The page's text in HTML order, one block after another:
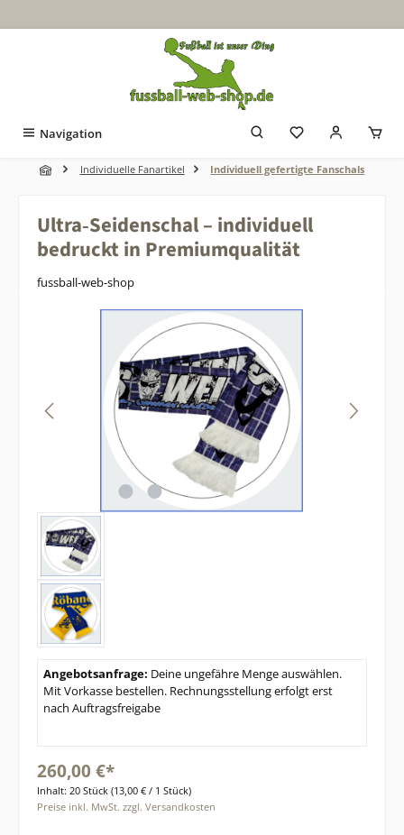
Navigation
Individuelle Fanartikel Individuell gefertigte Fanschals
Ultra‑Seidenschal – individuell
bedruckt in Premiumqualität
fussball-web-shop
Bildergalerie überspringen
Angebotsanfrage: Deine ungefähre Menge auswählen.
Mit Vorkasse bestellen. Rechnungsstellung erfolgt erst
nach Auftragsfreigabe
260,00 €*
Inhalt: 20 Stück (13,00 € / 1 Stück)
Preise inkl. MwSt. zzgl. Versandkosten